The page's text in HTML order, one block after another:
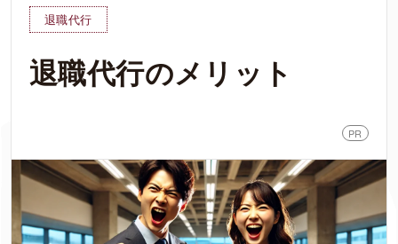
退職代行
退職代行のメリット
PR